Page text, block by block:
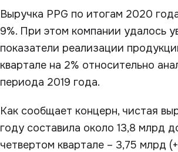
Выручка PPG по итогам 2020
9%. При этом компании удалось
показатели реализации
квартале на 2% относительно
периода 2019 года.
Как сообщает концерн, чистая
году составила около 13,8 млрд
четвертом квартале – 3,75 млрд